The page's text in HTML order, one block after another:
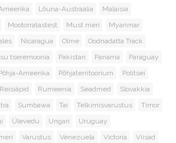
Lõuna-Austraalia
Malaisia
Mootorratastest Must meri
Myanmar
Nicaragua Olme
Oodnadatta Track
tseremoonia Pakistan Panama
Paraguay
Ameerika Põhjaterritoorium
Politsei
Reisiäpid Rumeenia Seadmed
Slovakkia
Sumbawa Tai Telkimisvarustus
Timor
Ülevedu Ungari
Uruguay
Varustus Venezuela Victoria
Viisad